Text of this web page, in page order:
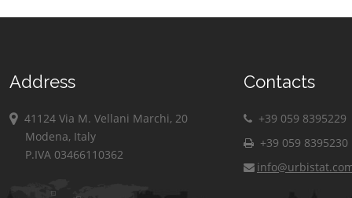
Address
41124 Via M. Vellani Marchi, 20
Modena, Italy
P.IVA 03466110362
Contacts
+39 059 8395229
+39 059 8395230